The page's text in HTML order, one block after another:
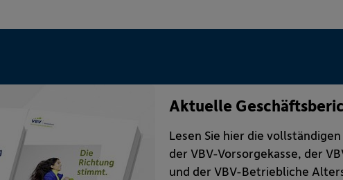
Aktuelle
Lesen Sie hier die
der VBV-Vorsorgekasse, der
und der VBV-Betriebliche